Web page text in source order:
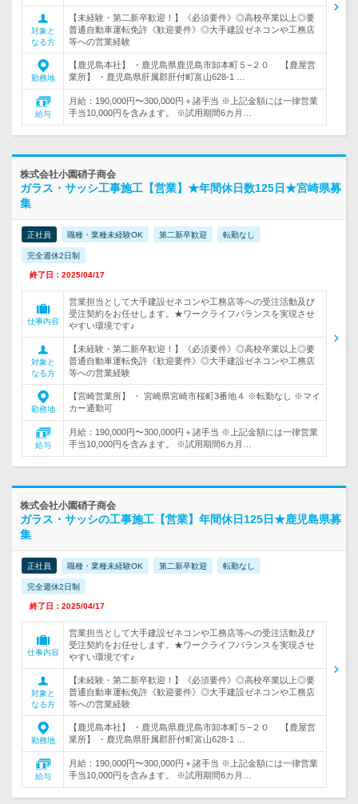
対象と
なる方
【未経験・第二新卒歓迎！】《必須要件》◎高校卒業以上◎要
普通自動車運転免許《歓迎要件》◎大手建設ゼネコンや工務店
等への営業経験
勤務地
【鹿児島本社】 ・鹿児島県鹿児島市卸本町５−２０ 【鹿屋営
業所】 ・鹿児島県肝属郡肝付町富山628-1 …
給与
月給：190,000円〜300,000円＋諸手当 ※上記金額には一律営業
手当10,000円を含みます。 ※試用期間6カ月…
株式会社小園硝子商会
ガラス・サッシ工事施工【営業】★年間休日数125日★宮崎県募
集
正社員 職種・業種未経験OK 第二新卒歓迎 転勤なし
完全週休2日制
終了日：2025/04/17
仕事内容
営業担当として大手建設ゼネコンや工務店等への受注活動及び
受注契約をお任せします。★ワークライフバランスを実現させ
やすい環境です♪
対象と
なる方
【未経験・第二新卒歓迎！】《必須要件》◎高校卒業以上◎要
普通自動車運転免許《歓迎要件》◎大手建設ゼネコンや工務店
等への営業経験
勤務地
【宮崎営業所】 ・ 宮崎県宮崎市桜町3番地４ ※転勤なし ※マイ
カー通勤可
給与
月給：190,000円〜300,000円＋諸手当 ※上記金額には一律営業
手当10,000円を含みます。 ※試用期間6カ月…
株式会社小園硝子商会
ガラス・サッシの工事施工【営業】年間休日125日★鹿児島県募
集
正社員 職種・業種未経験OK 第二新卒歓迎 転勤なし
完全週休2日制
終了日：2025/04/17
仕事内容
営業担当として大手建設ゼネコンや工務店等への受注活動及び
受注契約をお任せします。★ワークライフバランスを実現させ
やすい環境です♪
対象と
なる方
【未経験・第二新卒歓迎！】《必須要件》◎高校卒業以上◎要
普通自動車運転免許《歓迎要件》◎大手建設ゼネコンや工務店
等への営業経験
勤務地
【鹿児島本社】 ・鹿児島県鹿児島市卸本町５−２０ 【鹿屋営
業所】 ・鹿児島県肝属郡肝付町富山628-1 …
給与
月給：190,000円〜300,000円＋諸手当 ※上記金額には一律営業
手当10,000円を含みます。 ※試用期間6カ月…